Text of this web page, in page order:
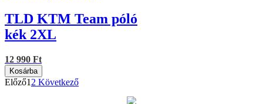
TLD KTM Team póló
kék 2XL
12 990 Ft
Kosárba
Előző1 2 Következő